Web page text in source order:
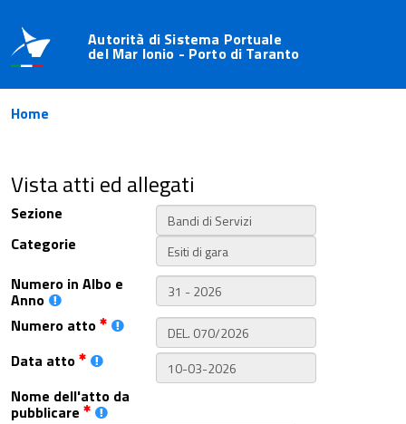
Autorità di Sistema Portuale
del Mar Ionio - Porto di Taranto
Home
Vista atti ed allegati
Sezione
Categorie
Numero in Albo e
Anno
Numero atto
Data atto
Nome dell'atto da
pubblicare